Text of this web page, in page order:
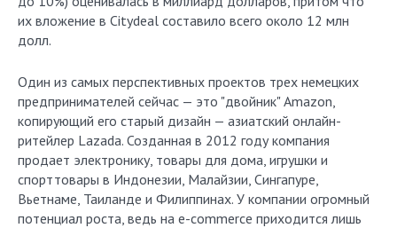
их вложение в Citydeal составило всего около 12 млн
долл.
Один из самых перспективных проектов трех немецких
предпринимателей сейчас — это "двойник" Amazon,
копирующий его старый дизайн — азиатский онлайн-
ритейлер Lazada. Созданная в 2012 году компания
продает электронику, товары для дома, игрушки и
спорттовары в Индонезии, Малайзии, Сингапуре,
Вьетнаме, Таиланде и Филиппинах. У компании огромный
потенциал роста, ведь на e-commerce приходится лишь